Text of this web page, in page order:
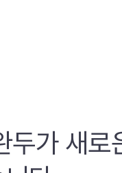
두가 새로